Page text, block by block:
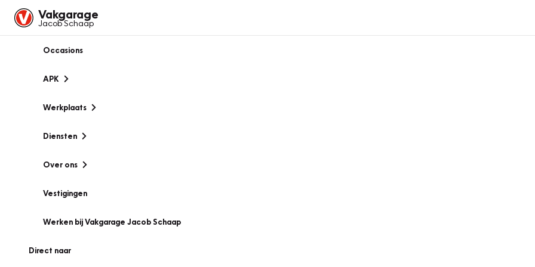
Vakgarage
Jacob Schaap
Occasions
APK
Werkplaats
Diensten
Over ons
Vestigingen
Werken bij Vakgarage Jacob Schaap
Direct naar